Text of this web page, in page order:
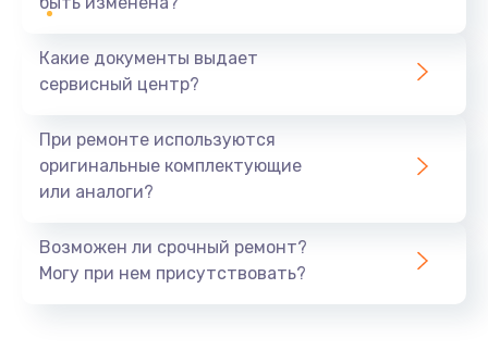
Замена разъёма наушников (гарнитуры)
Замена кнопок громкости
Заказать
Какие документы выдает
сервисный центр?
При ремонте используются
оригинальные комплектующие
или аналоги?
Возможен ли срочный ремонт?
Могу при нем присутствовать?